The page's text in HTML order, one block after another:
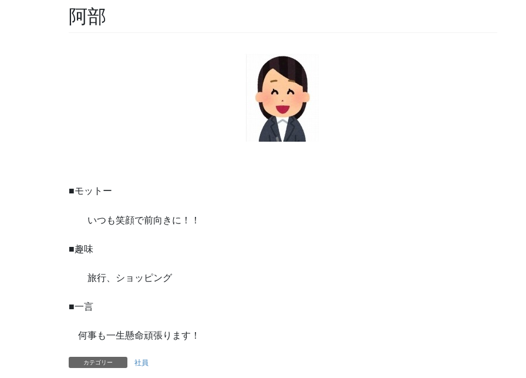
阿部
■モットー
いつも笑顔で前向きに！！
■趣味
旅行、ショッピング
■一言
何事も一生懸命頑張ります！
カテゴリー 社員